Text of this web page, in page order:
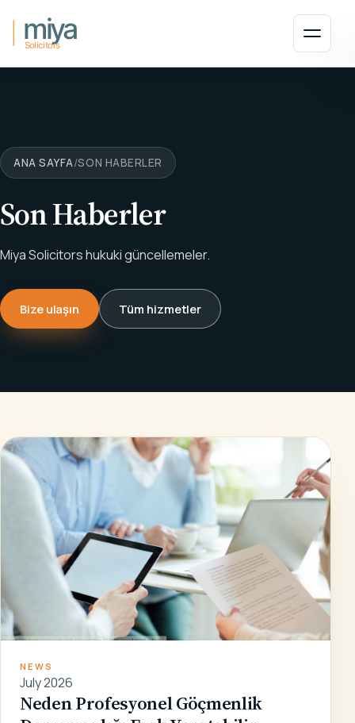
ANA SAYFA/SON HABERLER
Son Haberler
Miya Solicitors hukuki güncellemeler.
Bize ulaşın Tüm hizmetler
NEWS
July 2026
Neden Profesyonel Göçmenlik